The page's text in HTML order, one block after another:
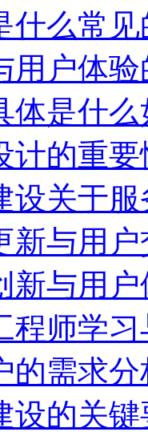
什么常
用户体
体是什
计的重要
设关于
新与用
新与用
程师学
的需求
设的关